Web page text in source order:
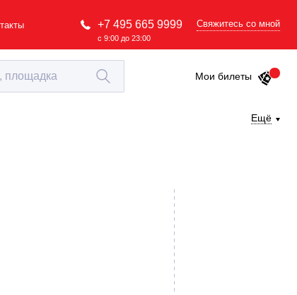
+7 495 665 9999
с 9:00 до 23:00
Свяжитесь со мной
Мои билеты
Ещё